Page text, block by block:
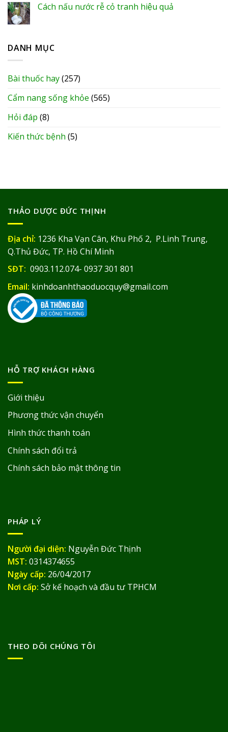
Cách nấu nước rễ cỏ tranh hiệu quả
DANH MỤC
Bài thuốc hay(257)
Cẩm nang sống khỏe (565)
Hỏi đáp (8)
Kiến thức bệnh (5)
THẢO DƯỢC ĐỨC THỊNH
Địa chỉ: 1236 Kha Vạn Cân, Khu Phố 2, P.Linh Trung,
Q.Thủ Đức, TP. Hồ Chí Minh
SĐT: 0903.112.074- 0937 301 801
Email: kinhdoanhthaoduocquy@gmail.com
HỖ TRỢ KHÁCH HÀNG
Giới thiệu
Phương thức vận chuyển
Hình thức thanh toán
Chính sách đổi trả
Chính sách bảo mật thông tin
PHÁP LÝ
Người đại diện: Nguyễn Đức Thịnh
MST: 0314374655
Ngày cấp: 26/04/2017
Nơi cấp: Sở kế hoạch và đầu tư TPHCM
THEO DÕI CHÚNG TÔI